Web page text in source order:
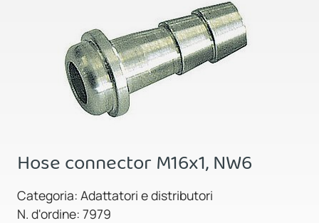
Hose connector M16x1, NW6
Categoria: Adattatori e distributori
N. d'ordine: 7979